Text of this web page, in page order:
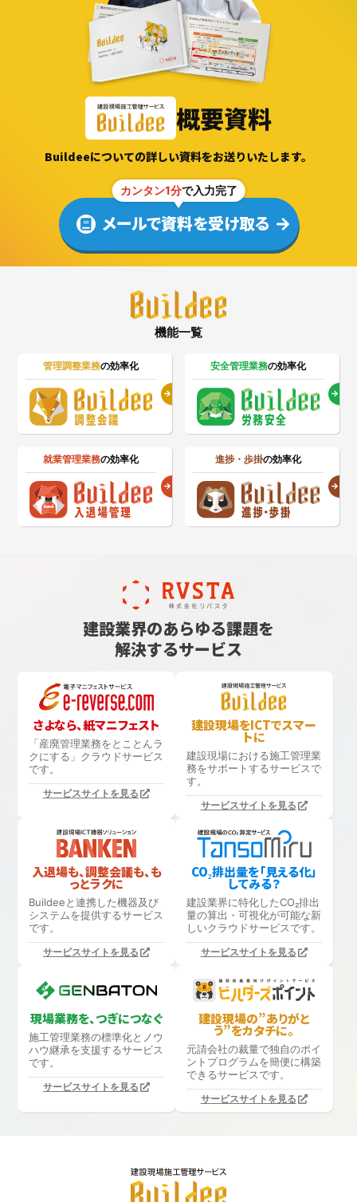
概要資料
Buildeeについての詳しい資料をお送りいたします。
カンタン1分で入力完了
メールで資料を受け取る
機能一覧
管理調整業務の効率化 安全管理業務の効率化
就業管理業務の効率化 進捗・歩掛の効率化
建設業界のあらゆる課題を
解決するサービス
さよなら、紙マニフェスト
「産廃管理業務をとことんラ
クにする」 クラウドサービス
です。
サービスサイトを見る
建設現場をICTでスマー
トに
建設現場における施工管理業
務をサポートするサービスで
す。
サービスサイトを見る
入退場も、調整会議も、も
っとラクに
Buildeeと連携した機器及び
システムを提供するサービス
です。
サービスサイトを見る
CO₂排出量を「見える化」
してみる？
建設業界に特化したCO₂排出
量の算出・可視化が可能な新
しいクラウドサービスです。
サービスサイトを見る
現場業務を、つぎにつなぐ
施工管理業務の標準化と ノウ
ハウ継承を支援するサービス
です。
サービスサイトを見る
建設現場の”ありがと
う”をカタチに。
元請会社の裁量で独自のポイ
ントプログラムを簡便に構築
できるサービスです。
サービスサイトを見る